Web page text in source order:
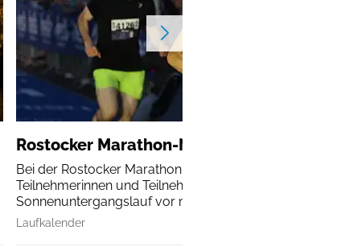
Rostocker Marathon-Nacht
Bei der Rostocker Marathon-Nacht erleben alle
Teilnehmerinnen und Teilnehmer einen
Sonnenuntergangslauf vor malerischer Kulisse.
Laufkalender